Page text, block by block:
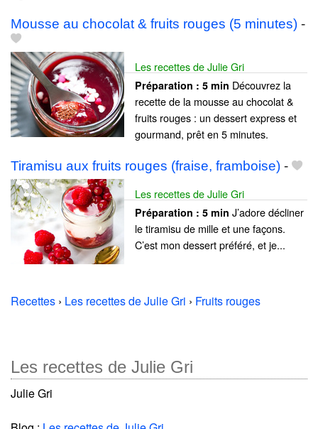
Mousse au chocolat & fruits rouges (5 minutes) -
Les recettes de Julie Gri
Préparation : 5 min Découvrez la
recette de la mousse au chocolat &
fruits rouges : un dessert express et
gourmand, prêt en 5 minutes.
Tiramisu aux fruits rouges (fraise, framboise) -
Les recettes de Julie Gri
Préparation : 5 min J’adore décliner
le tiramisu de mille et une façons.
C’est mon dessert préféré, et je...
Recettes › Les recettes de Julie Gri › Fruits rouges
Les recettes de Julie Gri
Julie Gri